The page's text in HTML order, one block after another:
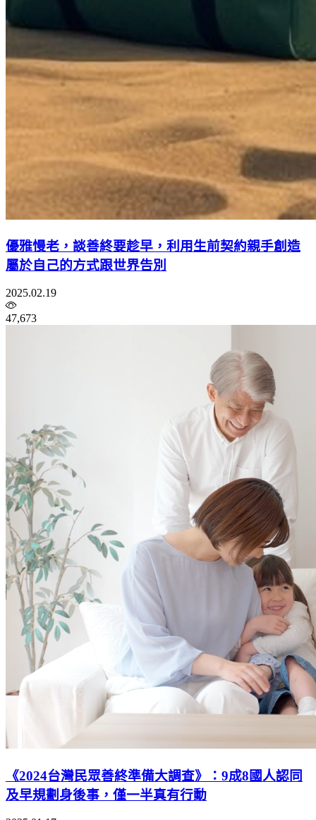
優雅慢老，談善終要趁早，利用生前契約親手創造
屬於自己的方式跟世界告別
2025.02.19
47,673
《2024台灣民眾善終準備大調查》：9成8國人認同
及早規劃身後事，僅一半真有行動